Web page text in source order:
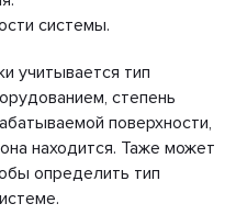
системы.
учитывается тип
степень
поверхности,
находится. Таже может
определить тип